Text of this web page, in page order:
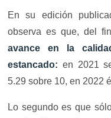
En su edición
observa es que, del
avance en la
estancado: en 2021
5.29 sobre 10, en 2022
Lo segundo es que